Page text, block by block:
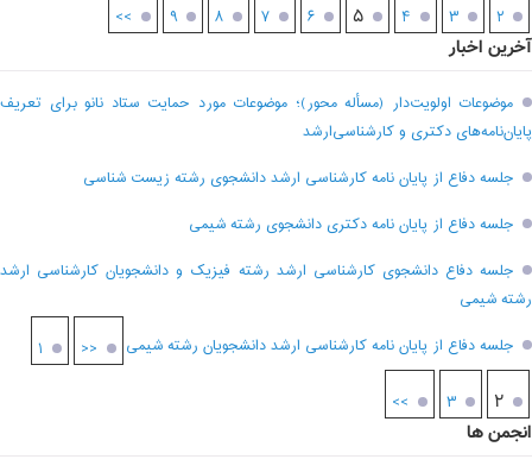
۲ ۳ ۴ ۵ ۶ ۷ ۸ ۹ >>
آخرین اخبار
موضوعات اولویت‌دار (مسأله محور)؛ موضوعات مورد حمایت ستاد نانو برای تعریف
پایان‌نامه‌های دکتری و کارشناسی‌ارشد
جلسه دفاع از پایان نامه کارشناسی ارشد دانشجوی رشته زیست شناسی
جلسه دفاع از پایان نامه دکتری دانشجوی رشته شیمی
جلسه دفاع دانشجوی کارشناسی ارشد رشته فیزیک و دانشجویان کارشناسی ارشد
رشته شیمی
جلسه دفاع از پایان نامه کارشناسی ارشد دانشجویان رشته شیمی
<< ۱
۲ ۳ >>
انجمن ها